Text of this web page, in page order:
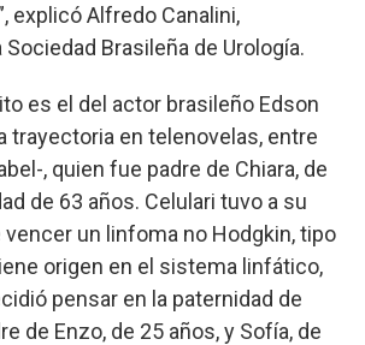
explicó Alfredo Canalini,
Brasileña de Urología.
es el del actor brasileño Edson
trayectoria en telenovelas, entre
, quien fue padre de Chiara, de
de 63 años. Celulari tuvo a su
un linfoma no Hodgkin, tipo
origen en el sistema linfático,
pensar en la paternidad de
de Enzo, de 25 años, y Sofía, de